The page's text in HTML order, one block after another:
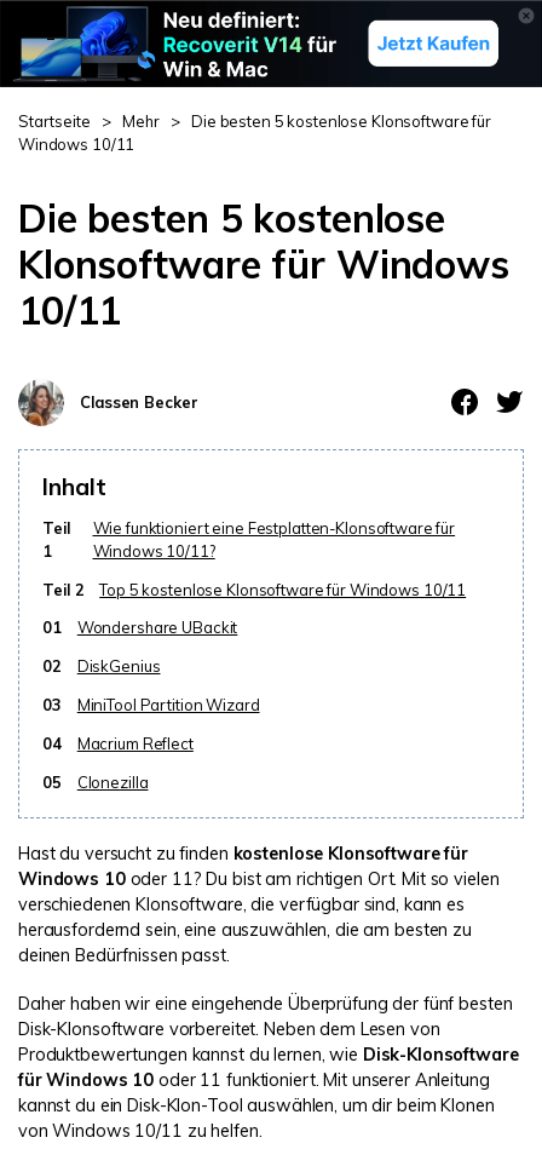
Startseite > Mehr > Die besten 5 kostenlose Klonsoftware für
Windows 10/11
Die besten 5 kostenlose
Klonsoftware für Windows
10/11
Classen Becker
Inhalt
Teil
1
Wie funktioniert eine Festplatten-Klonsoftware für
Windows 10/11?
Teil 2
Top 5 kostenlose Klonsoftware für Windows 10/11
01
Wondershare UBackit
02
DiskGenius
03
MiniTool Partition Wizard
04
Macrium Reflect
05
Clonezilla
Hast du versucht zu finden kostenlose Klonsoftware für
Windows 10oder 11? Du bist am richtigen Ort. Mit so vielen
verschiedenen Klonsoftware, die verfügbar sind, kann es
herausfordernd sein, eine auszuwählen, die am besten zu
deinen Bedürfnissen passt.
Daher haben wir eine eingehende Überprüfung der fünf besten
Disk-Klonsoftware vorbereitet. Neben dem Lesen von
Produktbewertungen kannst du lernen, wie Disk-Klonsoftware
für Windows 10 oder 11 funktioniert. Mit unserer Anleitung
kannst du ein Disk-Klon-Tool auswählen, um dir beim Klonen
von Windows 10/11 zu helfen.